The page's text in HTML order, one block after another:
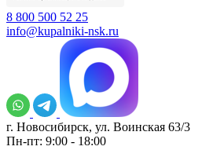
8 800 500 52 25
info@kupalniki-nsk.ru
г. Новосибирск, ул. Воинская 63/3
Пн-пт: 9:00 - 18:00